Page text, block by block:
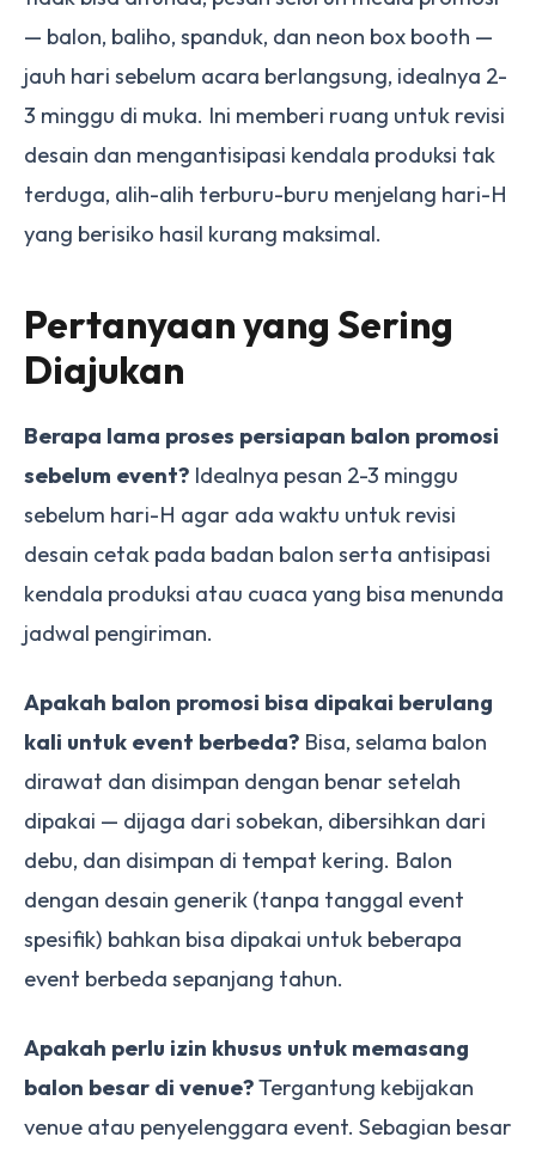
— balon, baliho, spanduk, dan neon box booth —
jauh hari sebelum acara berlangsung, idealnya 2-
3 minggu di muka. Ini memberi ruang untuk revisi
desain dan mengantisipasi kendala produksi tak
terduga, alih-alih terburu-buru menjelang hari-H
yang berisiko hasil kurang maksimal.
Pertanyaan yang Sering
Diajukan
Berapa lama proses persiapan balon promosi
sebelum event? Idealnya pesan 2-3 minggu
sebelum hari-H agar ada waktu untuk revisi
desain cetak pada badan balon serta antisipasi
kendala produksi atau cuaca yang bisa menunda
jadwal pengiriman.
Apakah balon promosi bisa dipakai berulang
kali untuk event berbeda? Bisa, selama balon
dirawat dan disimpan dengan benar setelah
dipakai — dijaga dari sobekan, dibersihkan dari
debu, dan disimpan di tempat kering. Balon
dengan desain generik (tanpa tanggal event
spesifik) bahkan bisa dipakai untuk beberapa
event berbeda sepanjang tahun.
Apakah perlu izin khusus untuk memasang
balon besar di venue?Tergantung kebijakan
venue atau penyelenggara event. Sebagian besar